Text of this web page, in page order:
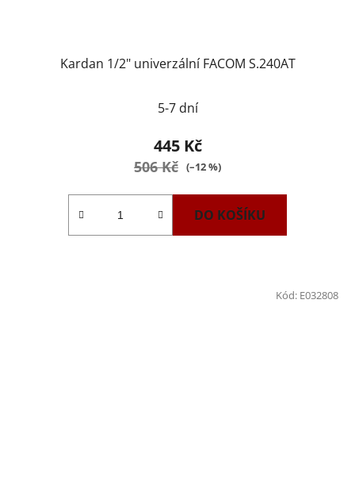
Kardan 1/2" univerzální FACOM S.240AT
5-7 dní
445 Kč
506 Kč (–12 %)
DO KOŠÍKU
Kód: E032808